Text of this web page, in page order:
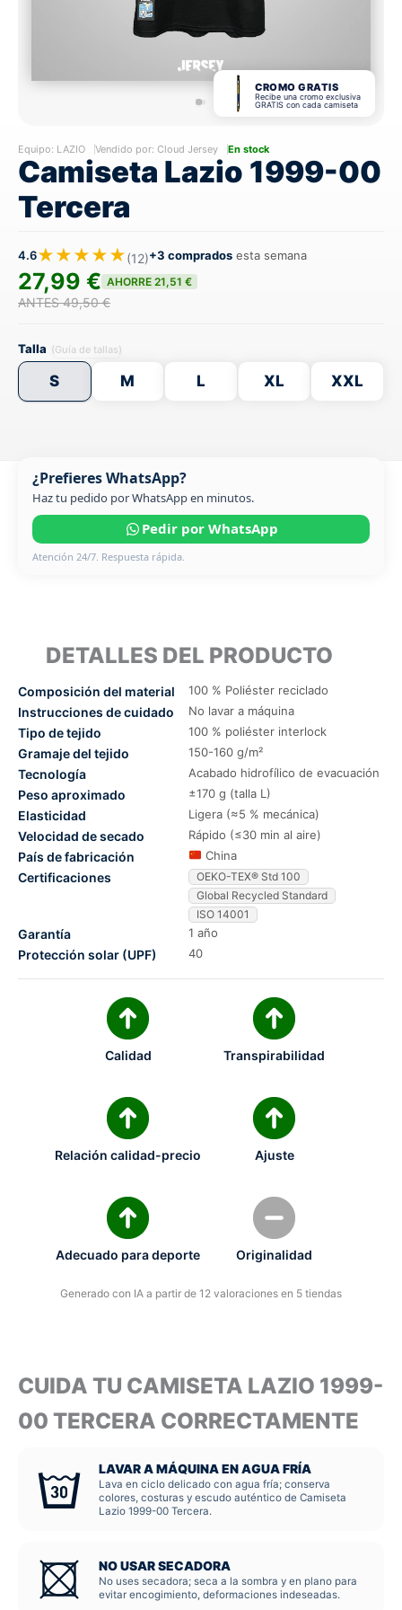
CROMO GRATIS
Recibe una cromo exclusiva
GRATIS con cada camiseta
Equipo: LAZIO Vendido por: Cloud Jersey En stock
Camiseta Lazio 1999-00
Tercera
4.6★★★★★(12)+3 comprados esta semana
27,99 € AHORRE 21,51 €
ANTES 49,50 €
Talla (Guía de tallas)
S M L XL XXL
¿Prefieres WhatsApp?
Haz tu pedido por WhatsApp en minutos.
Pedir por WhatsApp
Atención 24/7. Respuesta rápida.
DETALLES DEL PRODUCTO
Composición del material 100 % Poliéster reciclado
Instrucciones de cuidado No lavar a máquina
Tipo de tejido 100 % poliéster interlock
Gramaje del tejido 150-160 g/m²
Tecnología Acabado hidrofílico de evacuación
Peso aproximado ±170 g (talla L)
Elasticidad Ligera (≈5 % mecánica)
Velocidad de secado Rápido (≤30 min al aire)
País de fabricación China
Certificaciones
OEKO-TEX® Std 100
Global Recycled Standard
ISO 14001
Garantía 1 año
Protección solar (UPF) 40
Calidad Transpirabilidad
Relación calidad-precio Ajuste
Adecuado para deporte Originalidad
Generado con IA a partir de 12 valoraciones en 5 tiendas
CUIDA TU CAMISETA LAZIO 1999-
00 TERCERA CORRECTAMENTE
LAVAR A MÁQUINA EN AGUA FRÍA
Lava en ciclo delicado con agua fría; conserva
colores, costuras y escudo auténtico de Camiseta
Lazio 1999-00 Tercera.
NO USAR SECADORA
No uses secadora; seca a la sombra y en plano para
evitar encogimiento, deformaciones indeseadas.